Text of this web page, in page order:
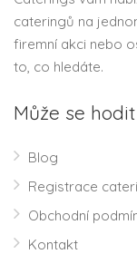
cateringů na
firemní akci nebo
to, co hledáte.
Může se hodit
Blog
Registrace
Obchodní
Kontakt